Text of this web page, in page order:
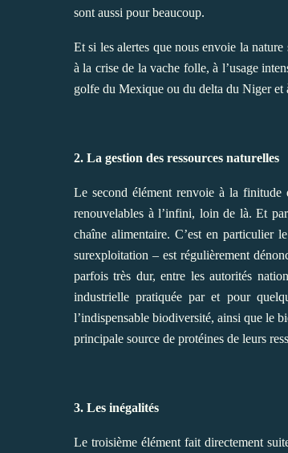
sont aussi pour beaucoup.
Et si les alertes que nous envoie la
à la crise de la vache folle, à l’usage
golfe du Mexique ou du delta du Niger et
2. La gestion des ressources naturelles
Le second élément renvoie à la finitude
renouvelables à l’infini, loin de là. Et
chaîne alimentaire. C’est en particulier
surexploitation – est régulièrement
parfois très dur, entre les autorités
industrielle pratiquée par et pour
l’indispensable biodiversité, ainsi que le
principale source de protéines de leurs
3. Les inégalités
Le troisième élément fait directement